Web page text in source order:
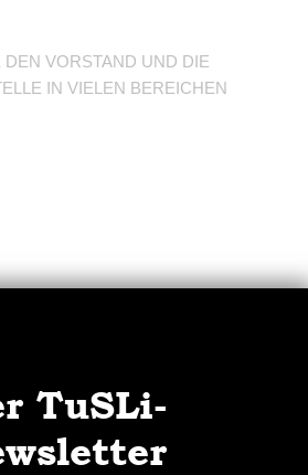
DEN VORSTAND UND DIE
IN VIELEN BEREICHEN
TuSLi-